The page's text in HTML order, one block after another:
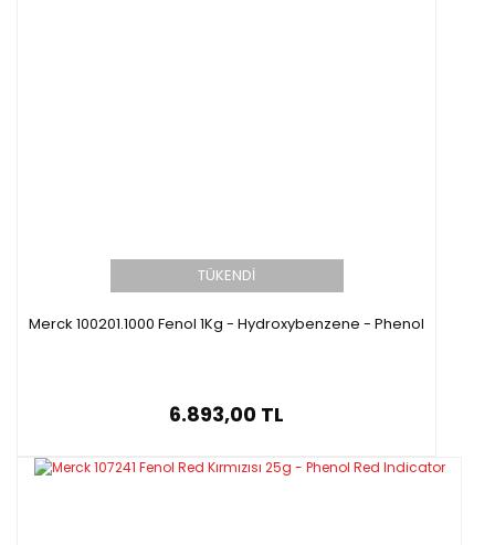
TÜKENDİ
Merck 100201.1000 Fenol 1Kg - Hydroxybenzene - Phenol
6.893,00 TL